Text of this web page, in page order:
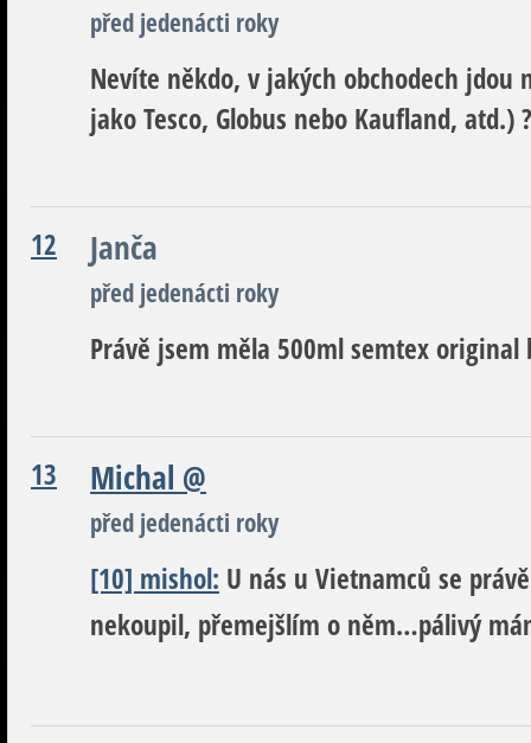
před jedenácti roky
Nevíte někdo, v jakých obchodech jdou
jako Tesco, Globus nebo Kaufland, atd.) ?
12 Janča
před jedenácti roky
Právě jsem měla 500ml semtex original
13 Michal @
před jedenácti roky
[10] mishol: U nás u Vietnamců se
nekoupil, přemejšlím o něm…pálivý